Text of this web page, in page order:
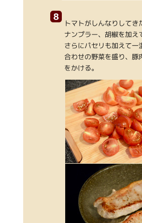
トマトがしんなりしてき
ナンプラー、胡椒を加え
さらにパセリも加えて一
合わせの野菜を盛り、豚
をかける。